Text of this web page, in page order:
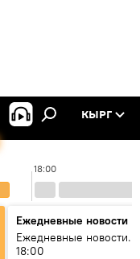
КЫРГ
18:00
Ежедневные новости
Ежедневные новости.
18:00